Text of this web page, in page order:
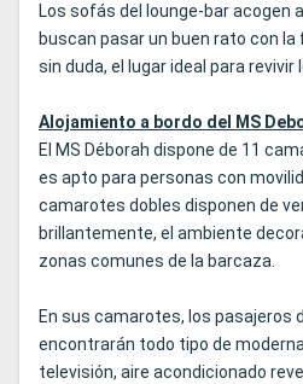
Los sofás del lounge-bar acogen
buscan pasar un buen rato con la
sin duda, el lugar ideal para revivir
Alojamiento a bordo del MS
El MS Déborah dispone de 11
es apto para personas con
camarotes dobles disponen de
brillantemente, el ambiente
zonas comunes de la barcaza.
En sus camarotes, los pasajeros
encontrarán todo tipo de
televisión, aire acondicionado